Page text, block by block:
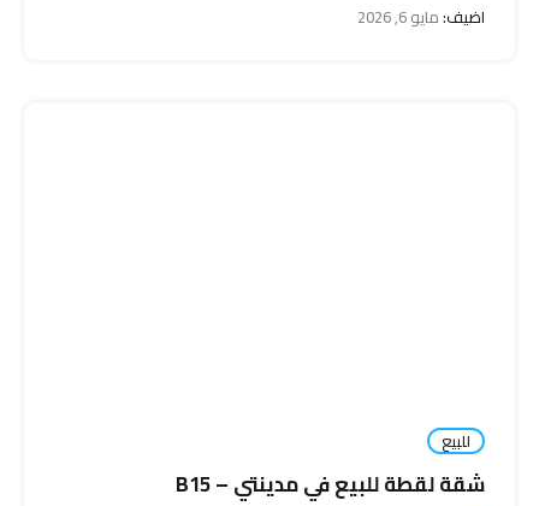
اضيف:مايو 6, 2026
للبيع
شقة لقطة للبيع في مدينتي – B15